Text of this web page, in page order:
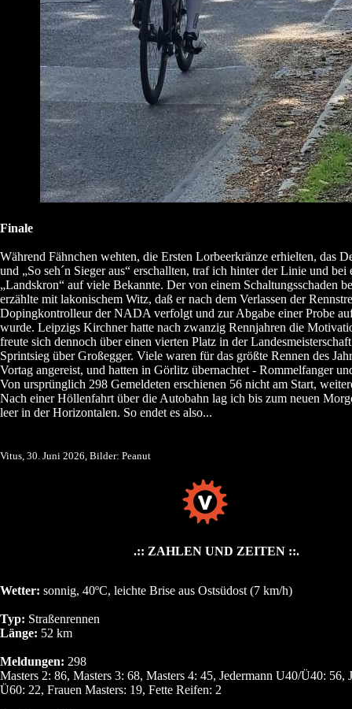
Finale
Während Fähnchen wehten, die Ersten Lorbeerkränze erhielten, das
und „So seh´n Sieger aus“ erschallten, traf ich hinter der Linie und bei
„Landskron“ auf viele Bekannte. Der von einem Schaltungsschaden
erzählte mit lakonischem Witz, daß er nach dem Verlassen der
Dopingkontrolleur der NADA verfolgt und zur Abgabe einer Probe
wurde. Leipzigs Kirchner hatte nach zwanzig Rennjahren die
freute sich dennoch über einen vierten Platz in der
Sprintsieg über Großegger. Viele waren für das größte Rennen des
Vortag angereist, und hatten in Görlitz übernachtet - Rommelfanger
Von ursprünglich 298 Gemeldeten erschienen 56 nicht am Start,
Nach einer Höllenfahrt über die Autobahn lag ich bis zum neuen
leer in der Horizontalen. So endet es also...
Vitus, 30. Juni 2026, Bilder: Peanut
.:: ZAHLEN UND ZEITEN ::.
Wetter: sonnig, 40ºC, leichte Brise aus Ostsüdost (7 km/h)
Typ: Straßenrennen
Länge: 52 km
Meldungen: 298
Masters 2: 86, Masters 3: 68, Masters 4: 45, Jedermann U40/Ü40: 56,
Ü60: 22, Frauen Masters: 19, Fette Reifen: 2